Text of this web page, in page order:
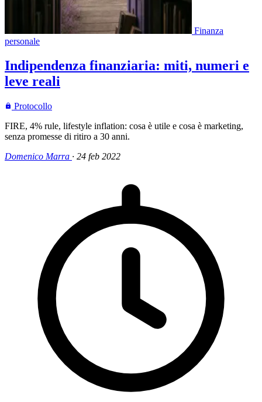
Finanza
personale
Indipendenza finanziaria: miti, numeri e
leve reali
Protocollo
FIRE, 4% rule, lifestyle inflation: cosa è utile e cosa è marketing,
senza promesse di ritiro a 30 anni.
Domenico Marra · 24 feb 2022